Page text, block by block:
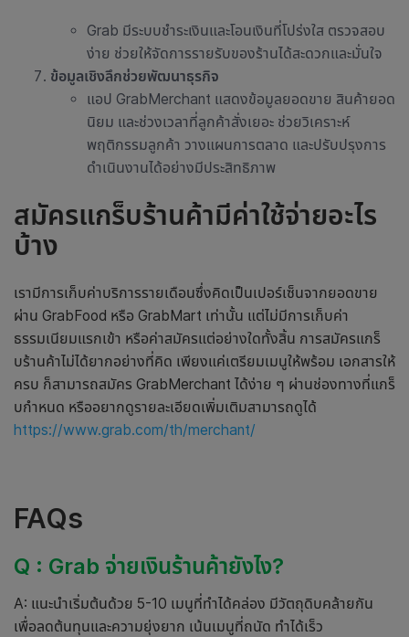
Grab มีระบบชำระเงินและโอนเงินที่โปร่งใส ตรวจสอบ
ง่าย ช่วยให้จัดการรายรับของร้านได้สะดวกและมั่นใจ
ข้อมูลเชิงลึกช่วยพัฒนาธุรกิจ
แอป GrabMerchant แสดงข้อมูลยอดขาย สินค้ายอด
นิยม และช่วงเวลาที่ลูกค้าสั่งเยอะ ช่วยวิเคราะห์
พฤติกรรมลูกค้า วางแผนการตลาด และปรับปรุงการ
ดำเนินงานได้อย่างมีประสิทธิภาพ
สมัครแกร็บร้านค้ามีค่าใช้จ่ายอะไร
บ้าง
เรามีการเก็บค่าบริการรายเดือนซึ่งคิดเป็นเปอร์เซ็นจากยอดขาย
ผ่าน GrabFood หรือ GrabMart เท่านั้น แต่ไม่มีการเก็บค่า
ธรรมเนียมแรกเข้า หรือค่าสมัครแต่อย่างใดทั้งสิ้น การสมัครแกร็
บร้านค้าไม่ได้ยากอย่างที่คิด เพียงแค่เตรียมเมนูให้พร้อม เอกสารให้
ครบ ก็สามารถสมัคร GrabMerchant ได้ง่าย ๆ ผ่านช่องทางที่แกร็
บกำหนด หรืออยากดูรายละเอียดเพิ่มเติมสามารถดูได้
https://www.grab.com/th/merchant/
FAQs
Q : Grab จ่ายเงินร้านค้ายังไง?
A: แนะนำเริ่มต้นด้วย 5-10 เมนูที่ทำได้คล่อง มีวัตถุดิบคล้ายกัน
เพื่อลดต้นทุนและความยุ่งยาก เน้นเมนูที่ถนัด ทำได้เร็ว